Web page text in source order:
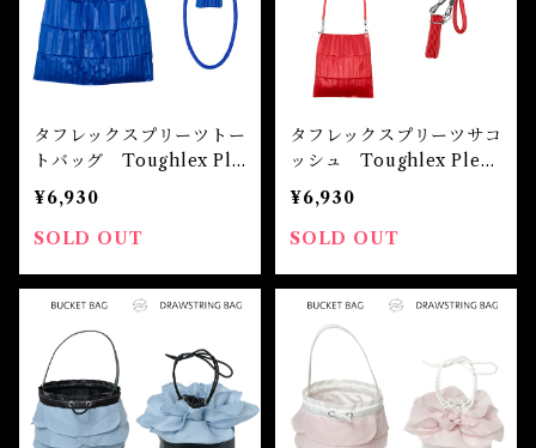
タフレックスプリーツトー
トバッグ Toughlex Ple
ated Tote Bag
¥6,930
SOLD OUT
タフレックスプリーツサコ
ッシュ Toughlex Pleat
ed Sacoche
¥6,930
SOLD OUT